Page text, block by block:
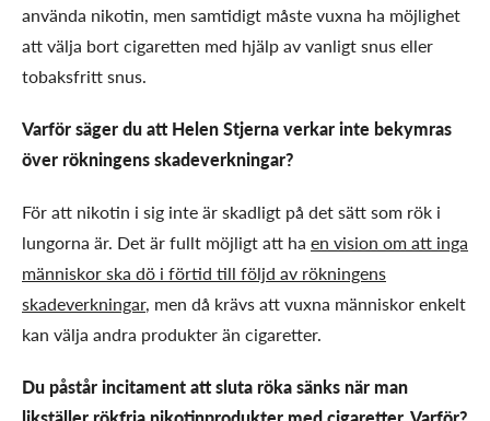
använda nikotin, men samtidigt måste vuxna ha möjlighet
att välja bort cigaretten med hjälp av vanligt snus eller
tobaksfritt snus.
Varför säger du att Helen Stjerna verkar inte bekymras
över rökningens skadeverkningar?
För att nikotin i sig inte är skadligt på det sätt som rök i
lungorna är. Det är fullt möjligt att ha en vision om att inga
människor ska dö i förtid till följd av rökningens
skadeverkningar, men då krävs att vuxna människor enkelt
kan välja andra produkter än cigaretter.
Du påstår incitament att sluta röka sänks när man